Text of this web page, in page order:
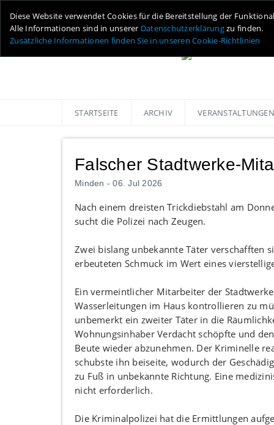
Diese Website verwendet Cookies für die Bereitstellung der
Alle Informationen sind in unserer Datenschutzerklärungzu finden.
Zusätzliche Informationen finden Sie in unseren Cookie-Richtlinien
STARTSEITE ARCHIV VERANSTALTUNGEN
Falscher Stadtwerke-
Minden -06. Jul 2026
Nach einem dreisten Trickdiebstahl am
sucht die Polizei nach Zeugen.
Zwei bislang unbekannte Täter verschafften
erbeuteten Schmuck im Wert eines
Ein vermeintlicher Mitarbeiter der
Wasserleitungen im Haus kontrollieren zu
unbemerkt ein zweiter Täter in die
Wohnungsinhaber Verdacht schöpfte und
Beute wieder abzunehmen. Der Kriminelle
schubste ihn beiseite, wodurch der
zu Fuß in unbekannte Richtung. Eine
nicht erforderlich.
Die Kriminalpolizei hat die Ermittlungen